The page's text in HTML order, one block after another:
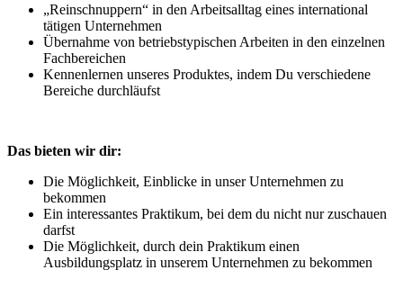
„Reinschnuppern“ in den Arbeitsalltag eines international
tätigen Unternehmen
Übernahme von betriebstypischen Arbeiten in den einzelnen
Fachbereichen
Kennenlernen unseres Produktes, indem Du verschiedene
Bereiche durchläufst
Das bieten wir dir:
Die Möglichkeit, Einblicke in unser Unternehmen zu
bekommen
Ein interessantes Praktikum, bei dem du nicht nur zuschauen
darfst
Die Möglichkeit, durch dein Praktikum einen
Ausbildungsplatz in unserem Unternehmen zu bekommen